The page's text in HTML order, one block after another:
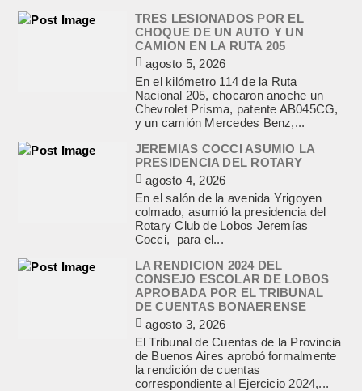
TRES LESIONADOS POR EL
CHOQUE DE UN AUTO Y UN
CAMION EN LA RUTA 205
agosto 5, 2026
En el kilómetro 114 de la Ruta
Nacional 205, chocaron anoche un
Chevrolet Prisma, patente AB045CG,
y un camión Mercedes Benz,...
JEREMIAS COCCI ASUMIO LA
PRESIDENCIA DEL ROTARY
agosto 4, 2026
En el salón de la avenida Yrigoyen
colmado, asumió la presidencia del
Rotary Club de Lobos Jeremías
Cocci, para el...
LA RENDICION 2024 DEL
CONSEJO ESCOLAR DE LOBOS
APROBADA POR EL TRIBUNAL
DE CUENTAS BONAERENSE
agosto 3, 2026
El Tribunal de Cuentas de la Provincia
de Buenos Aires aprobó formalmente
la rendición de cuentas
correspondiente al Ejercicio 2024,...